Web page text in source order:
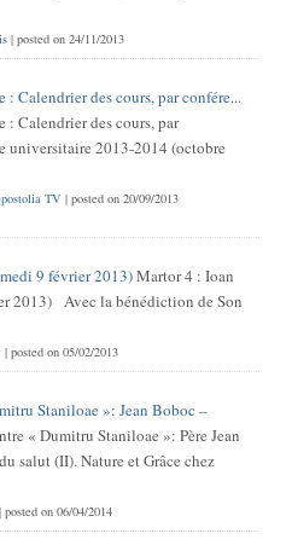
| posted on 24/11/2013
Calendrier des cours, par confére...
Calendrier des cours, par
universitaire 2013-2014 (octobre
TV | posted on 20/09/2013
9 février 2013)Martor 4 : Ioan
de Son
| posted on 05/02/2013
Staniloae »: Jean Boboc –
« Dumitru Staniloae »: Père Jean
salut (II). Nature et Grâce chez
| posted on 06/04/2014